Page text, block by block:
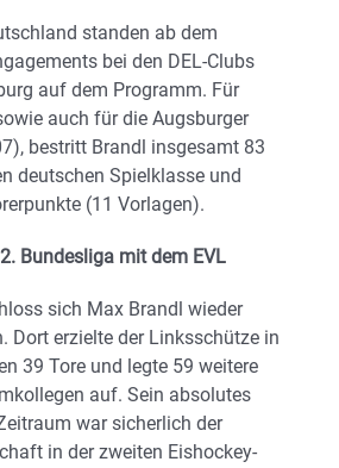
standen ab dem
bei den DEL-Clubs
auf dem Programm. Für
auch für die Augsburger
bestritt Brandl insgesamt 83
deutschen Spielklasse und
(11 Vorlagen).
Bundesliga mit dem EVL
sich Max Brandl wieder
Dort erzielte der Linksschütze in
39 Tore und legte 59 weitere
auf. Sein absolutes
war sicherlich der
in der zweiten Eishockey-